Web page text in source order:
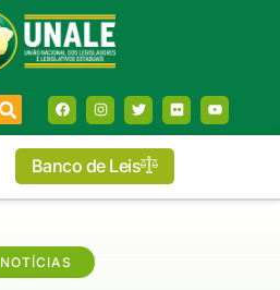
Banco de Leis
NOTÍCIAS